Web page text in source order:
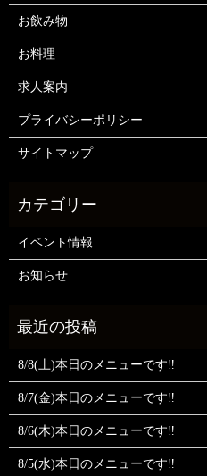
お飲み物
お料理
求人案内
プライバシーポリシー
サイトマップ
イベント情報
お知らせ
8/8(土)本日のメニューです‼️
8/7(金)本日のメニューです‼️
8/6(木)本日のメニューです‼️
8/5(水)本日のメニューです‼️